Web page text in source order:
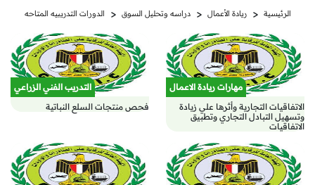
الرئيسية < ريادة الأعمال < دراسه وتحليل السوق < الدورات التدريبيه المتاحه
مهارات ريادة الاعمال
الاتفاقيات التجارية وأثرها علي زيادة
وتسهيل التبادل التجاري وتطبيق
الاتفاقيات
التدريب الفني الزراعي
فحص منتجات السلع النباتية